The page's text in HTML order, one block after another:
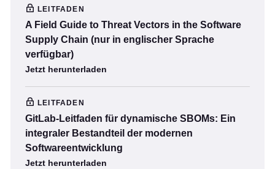
LEITFADEN
A Field Guide to Threat Vectors in the Software
Supply Chain (nur in englischer Sprache
verfügbar)
Jetzt herunterladen
LEITFADEN
GitLab-Leitfaden für dynamische SBOMs: Ein
integraler Bestandteil der modernen
Softwareentwicklung
Jetzt herunterladen